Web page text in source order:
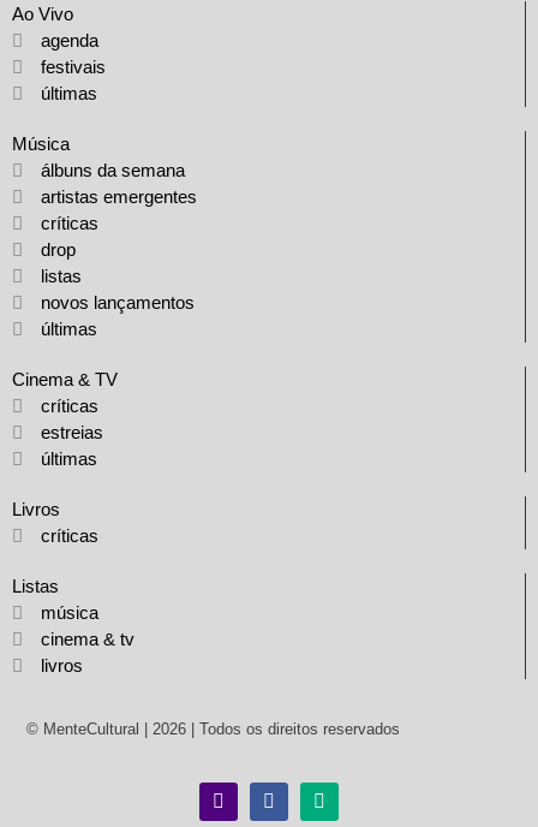
Ao Vivo
agenda
festivais
últimas
Música
álbuns da semana
artistas emergentes
críticas
drop
listas
novos lançamentos
últimas
Cinema & TV
críticas
estreias
últimas
Livros
críticas
Listas
música
cinema & tv
livros
© MenteCultural | 2026 | Todos os direitos reservados